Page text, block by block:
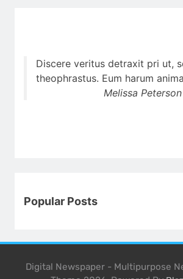
Discere veritus detraxit pri ut,
theophrastus. Eum harum
Melissa Peterson
Popular Posts
Digital Newspaper - Multipurpose